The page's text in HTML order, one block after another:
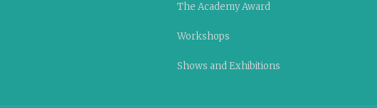
The Academy Award
Workshops
Shows and Exhibitions